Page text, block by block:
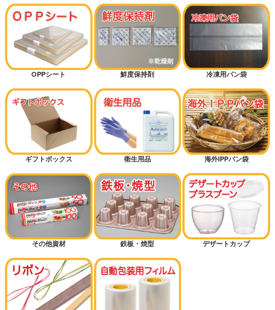
OPPシート 鮮度保持剤 冷凍用パン袋
ギフトボックス 衛生用品 海外IPPパン袋
その他資材 鉄板・焼型 デザートカップ